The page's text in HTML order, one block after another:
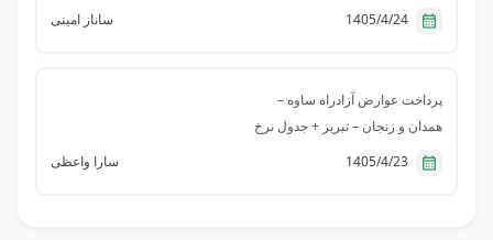
درود بر شما دوست عزیز
ساناز امینی
پرداخت عوارض آزادراه ساوه –
همدان و زنجان – تبریز + جدول نرخ
سارا واعظی